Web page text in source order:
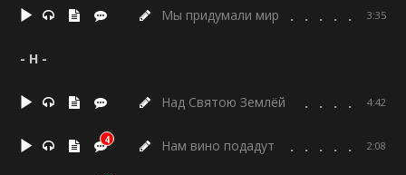
Мы придумали мир 3:35
- Н -
Над Святою Землёй 4:42
4 Нам вино подадут 2:08